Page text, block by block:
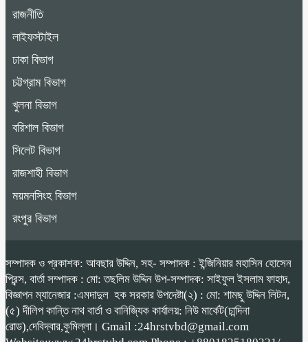
রাজনীতি
লাইফস্টাইল
ঢাকা বিভাগ
চট্টগ্রাম বিভাগ
খুলনা বিভাগ
বরিশাল বিভাগ
সিলেট বিভাগ
রাজশাহী বিভাগ
ময়মনসিংহ বিভাগ
রংপুর বিভাগ
সম্পাদক ও প্রকাশক: আবছার উদ্দিন, সহ- সম্পাদক : ইন্জিনিয়ার মহাসিন হোসেন
প্রিন্স, বার্তা সম্পাদক : মো: তছলিম উদ্দিন উপ-সম্পাদক: সাইফুল ইসলাম ফাহাদ,
বিজ্ঞাপন ম্যানেজার :এমদাদুল হক সরকার উপদেষ্টা(২) : মো: শামছু উদ্দিন লিটন,
(৫) দীলিপ কান্তি নাথ বার্তা ও বানিজ্যিক কার্যালয়: নিউ মার্কেট(চান্দিনা
রোড),দেবিদ্বার,কুমিল্লা। Gmail :24hrstvbd@gmail.com